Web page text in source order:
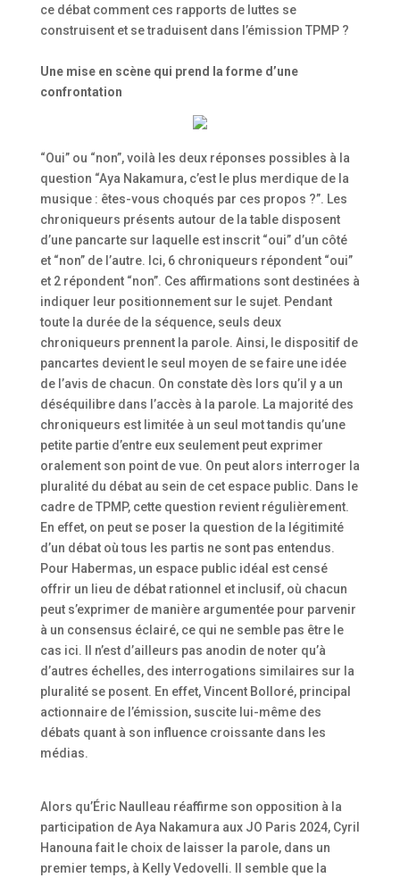
ce débat comment ces rapports de luttes se
construisent et se traduisent dans l’émission TPMP ?
Une mise en scène qui prend la forme d’une
confrontation
“Oui” ou “non”, voilà les deux réponses possibles à la
question “Aya Nakamura, c’est le plus merdique de la
musique : êtes-vous choqués par ces propos ?”. Les
chroniqueurs présents autour de la table disposent
d’une pancarte sur laquelle est inscrit “oui” d’un côté
et “non” de l’autre. Ici, 6 chroniqueurs répondent “oui”
et 2 répondent “non”. Ces affirmations sont destinées à
indiquer leur positionnement sur le sujet. Pendant
toute la durée de la séquence, seuls deux
chroniqueurs prennent la parole. Ainsi, le dispositif de
pancartes devient le seul moyen de se faire une idée
de l’avis de chacun. On constate dès lors qu’il y a un
déséquilibre dans l’accès à la parole. La majorité des
chroniqueurs est limitée à un seul mot tandis qu’une
petite partie d’entre eux seulement peut exprimer
oralement son point de vue. On peut alors interroger la
pluralité du débat au sein de cet espace public. Dans le
cadre de TPMP, cette question revient régulièrement.
En effet, on peut se poser la question de la légitimité
d’un débat où tous les partis ne sont pas entendus.
Pour Habermas, un espace public idéal est censé
offrir un lieu de débat rationnel et inclusif, où chacun
peut s’exprimer de manière argumentée pour parvenir
à un consensus éclairé, ce qui ne semble pas être le
cas ici. Il n’est d’ailleurs pas anodin de noter qu’à
d’autres échelles, des interrogations similaires sur la
pluralité se posent. En effet, Vincent Bolloré, principal
actionnaire de l’émission, suscite lui-même des
débats quant à son influence croissante dans les
médias.
Alors qu’Éric Naulleau réaffirme son opposition à la
participation de Aya Nakamura aux JO Paris 2024, Cyril
Hanouna fait le choix de laisser la parole, dans un
premier temps, à Kelly Vedovelli. Il semble que la